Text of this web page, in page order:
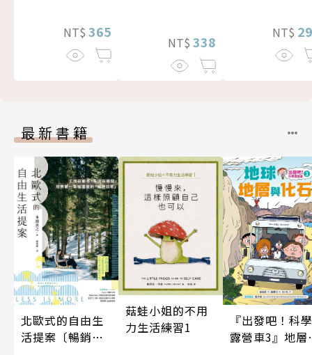
NT$ 365
NT$ 338
NT$
最新書籍
北歐式的自由生
活提案〔暢銷新
菇蛙小姐的不用
力生活練習1
『出發吧！科學
露營車3』地層